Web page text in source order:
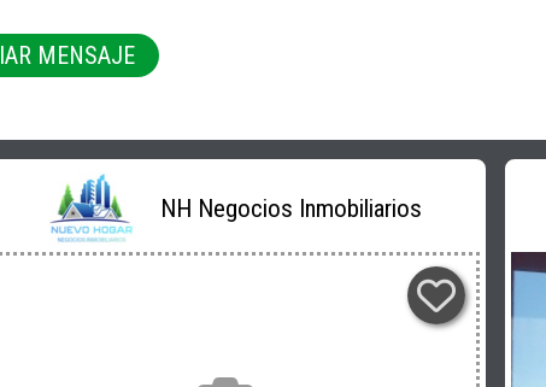
MENSAJE
NH Negocios Inmobiliarios